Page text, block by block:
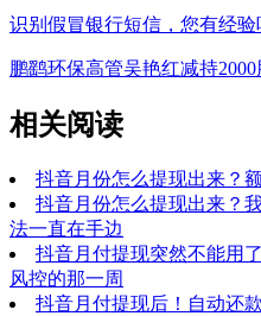
识别假冒银行短信，您有经验
鹏鹞环保高管吴艳红减持
相关阅读
抖音月份怎么提现出来？
抖音月份怎么提现出来？
法一直在手边
抖音月付提现突然不能
风控的那一周
抖音月付提现后！自动还